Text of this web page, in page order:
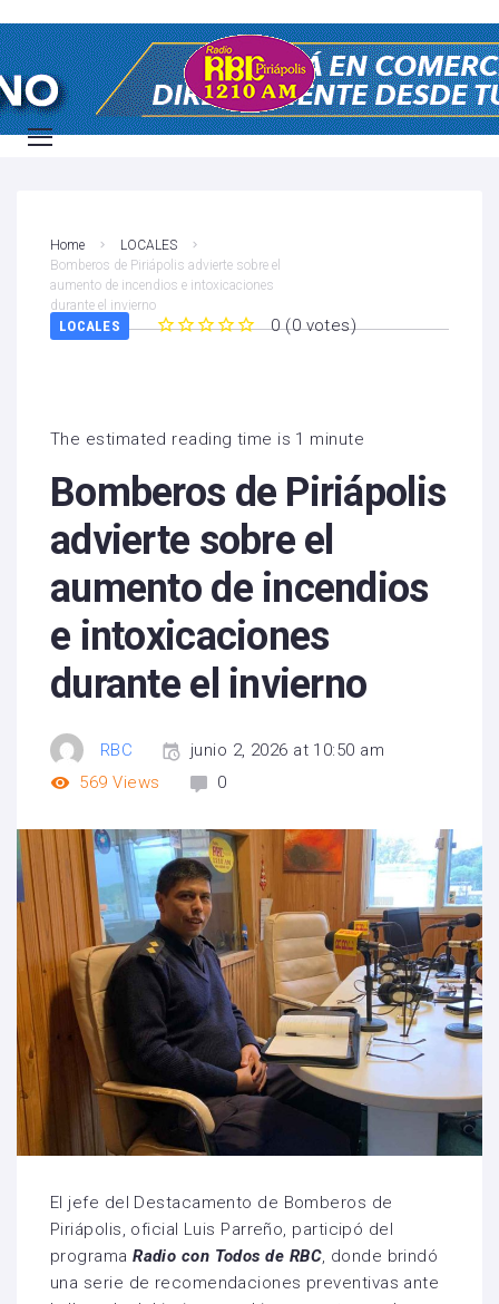
Home
LOCALES
Bomberos de Piriápolis advierte sobre el
aumento de incendios e intoxicaciones
durante el invierno
LOCALES 0(0 votes)
The estimated reading time is 1 minute
Bomberos de Piriápolis
advierte sobre el
aumento de incendios
e intoxicaciones
durante el invierno
RBC
junio 2, 2026 at 10:50 am
569 Views 0
El jefe del Destacamento de Bomberos de
Piriápolis, oficial Luis Parreño, participó del
programaRadio con Todos de RBC, donde brindó
una serie de recomendaciones preventivas ante